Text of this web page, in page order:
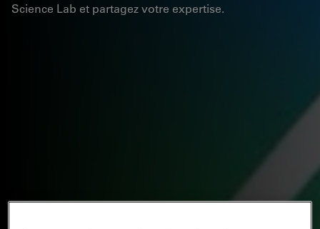
Science Lab et partagez votre expertise.